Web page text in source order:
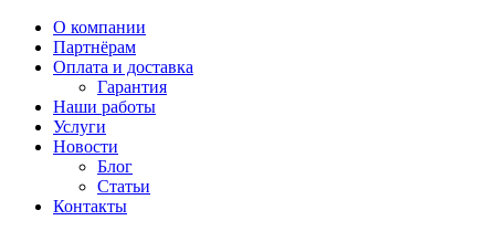
О компании
Партнёрам
Оплата и доставка
Гарантия
Наши работы
Услуги
Новости
Блог
Статьи
Контакты